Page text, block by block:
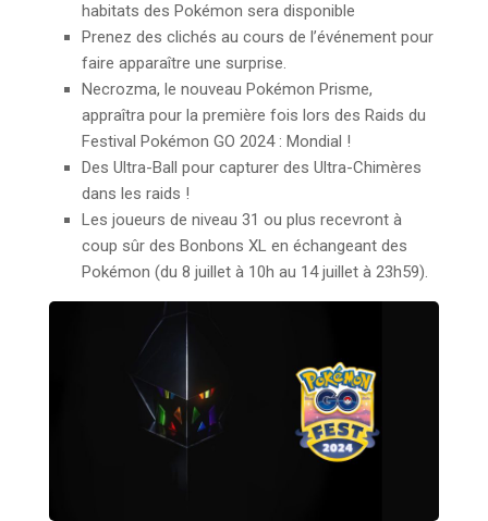
habitats des Pokémon sera disponible
Prenez des clichés au cours de l’événement pour
faire apparaître une surprise.
Necrozma, le nouveau Pokémon Prisme,
appraîtra pour la première fois lors des Raids du
Festival Pokémon GO 2024 : Mondial !
Des Ultra-Ball pour capturer des Ultra-Chimères
dans les raids !
Les joueurs de niveau 31 ou plus recevront à
coup sûr des Bonbons XL en échangeant des
Pokémon (du 8 juillet à 10h au 14 juillet à 23h59).